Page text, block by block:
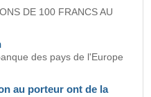
DE 100 FRANCS AU
des pays de l'Europe
au porteur ont de la